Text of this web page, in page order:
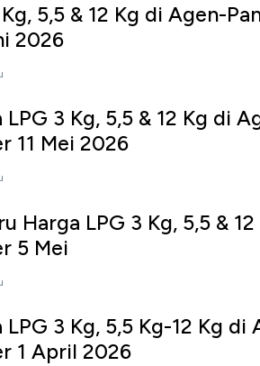
5,5 & 12 Kg di Agen-
2026
LPG 3 Kg, 5,5 & 12 Kg di
11 Mei 2026
Harga LPG 3 Kg, 5,5 &
5 Mei
LPG 3 Kg, 5,5 Kg-12 Kg di
1 April 2026